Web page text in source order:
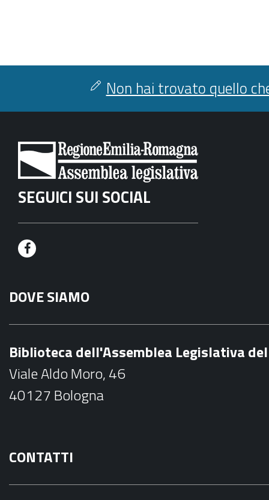
Non hai trovato quello
SEGUICI SUI SOCIAL
F
c
e
o
k
DOVE SIAMO
Biblioteca dell'Assemblea Legislativa
Viale Aldo Moro, 46
40127 Bologna
CONTATTI